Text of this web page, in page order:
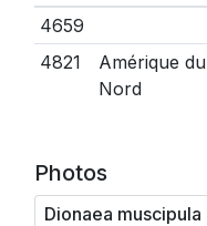
4659
4821
Amérique du
Nord
Photos
Dionaea muscipula